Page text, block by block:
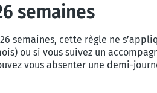
semaines
semaines, cette règle ne
ou si vous suivez un
vous absenter une demi-